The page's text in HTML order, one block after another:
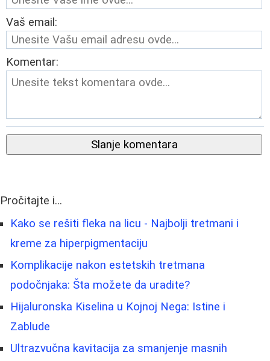
Vaš email:
Komentar:
Slanje komentara
Pročitajte i...
Kako se rešiti fleka na licu - Najbolji tretmani i
kreme za hiperpigmentaciju
Komplikacije nakon estetskih tretmana
podočnjaka: Šta možete da uradite?
Hijaluronska Kiselina u Kojnoj Nega: Istine i
Zablude
Ultrazvučna kavitacija za smanjenje masnih